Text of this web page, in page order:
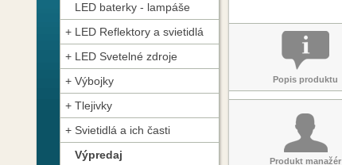
LED baterky - lampáše
LED Reflektory a svietidlá
LED Svetelné zdroje
Výbojky
Tlejivky
Svietidlá a ich časti
Výpredaj
Popis produktu
Produkt manažér